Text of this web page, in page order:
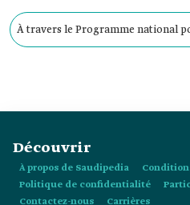
À travers le Programme national
production d’électricité.
Découvrir
À propos de Saudipedia
Politique de confidentialité
Contactez-nous
Carrières